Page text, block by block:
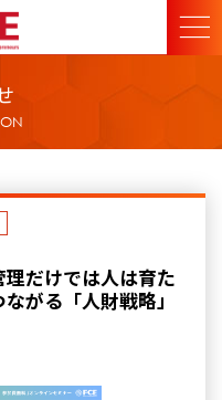
理だけでは人は育た
がる「人財戦略」